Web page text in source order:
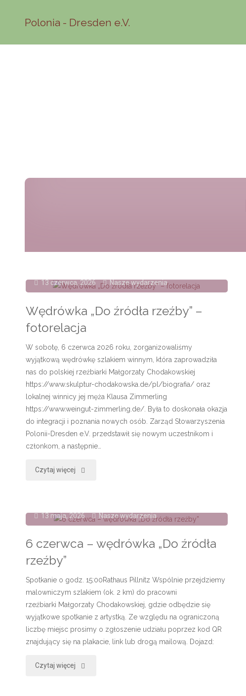
Polonia - Dresden e.V.
13 czerwca, 2026 Nasze wydarzenia
Wędrówka „Do źródła rzeźby” –
fotorelacja
W sobotę, 6 czerwca 2026 roku, zorganizowaliśmy
wyjątkową wędrówkę szlakiem winnym, która zaprowadziła
nas do polskiej rzeźbiarki Małgorzaty Chodakowskiej
https://www.skulptur-chodakowska.de/pl/biografia/ oraz
lokalnej winnicy jej męża Klausa Zimmerling
https://www.weingut-zimmerling.de/. Była to doskonała okazja
do integracji i poznania nowych osób. Zarząd Stowarzyszenia
Polonii-Dresden e.V. przedstawił się nowym uczestnikom i
członkom, a następnie…
Czytaj więcej "Wędrówka
13 maja, 2026 Nasze wydarzenia
6 czerwca – wędrówka „Do źródła
rzeźby”
Spotkanie o godz. 15:00Rathaus Pillnitz Wspólnie przejdziemy
malowniczym szlakiem (ok. 2 km) do pracowni
rzeźbiarki Małgorzaty Chodakowskiej, gdzie odbędzie się
wyjątkowe spotkanie z artystką. Ze względu na ograniczoną
liczbę miejsc prosimy o zgłoszenie udziału poprzez kod QR
znajdujący się na plakacie, link lub drogą mailową. Dojazd:
Czytaj więcej "6